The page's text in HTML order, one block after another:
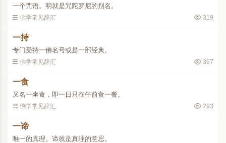
一个咒语。明就是咒陀罗尼的别名。
佛学常见辞汇 319
一持
专门受持一佛名号或是一部经典。
佛学常见辞汇 367
一食
又名一坐食，即一日只在午前食一餐。
佛学常见辞汇 293
一谛
唯一的真理。谛就是真理的意思。